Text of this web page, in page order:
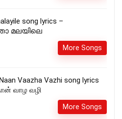
song lyrics –
മലയിലെ
More Songs
Vaazha Vazhi song lyrics
வாழ வழி
More Songs